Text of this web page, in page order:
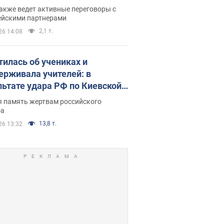
раскрыл подробности
ведет активные переговоры с
партнерами
14:08 2,1 т.
об учениках и
учителей: в
удара РФ по Киевской
погибли директор
лицея, её муж и внук
память жертвам российского
13:32 13,8 т.